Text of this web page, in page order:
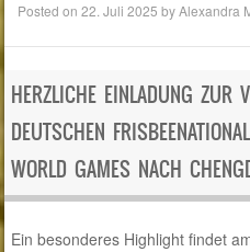
Posted on22. Juli 2025 byAlexandra
HERZLICHE EINLADUNG ZUR
DEUTSCHEN
WORLD GAMES NACH
Ein besonderes Highlight findet